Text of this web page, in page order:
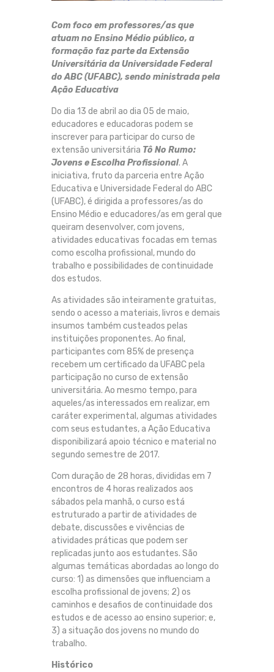
Com foco em professores/as que
atuam no Ensino Médio público, a
formação faz parte da Extensão
Universitária da Universidade Federal
do ABC (UFABC), sendo ministrada pela
Ação Educativa
Do dia 13 de abril ao dia 05 de maio,
educadores e educadoras podem se
inscrever para participar do curso de
extensão universitária Tô No Rumo:
Jovens e Escolha Profissional. A
iniciativa, fruto da parceria entre Ação
Educativa e Universidade Federal do ABC
(UFABC), é dirigida a professores/as do
Ensino Médio e educadores/as em geral que
queiram desenvolver, com jovens,
atividades educativas focadas em temas
como escolha profissional, mundo do
trabalho e possibilidades de continuidade
dos estudos.
As atividades são inteiramente gratuitas,
sendo o acesso a materiais, livros e demais
insumos também custeados pelas
instituições proponentes. Ao final,
participantes com 85% de presença
recebem um certificado da UFABC pela
participação no curso de extensão
universitária. Ao mesmo tempo, para
aqueles/as interessados em realizar, em
caráter experimental, algumas atividades
com seus estudantes, a Ação Educativa
disponibilizará apoio técnico e material no
segundo semestre de 2017.
Com duração de 28 horas, divididas em 7
encontros de 4 horas realizados aos
sábados pela manhã, o curso está
estruturado a partir de atividades de
debate, discussões e vivências de
atividades práticas que podem ser
replicadas junto aos estudantes. São
algumas temáticas abordadas ao longo do
curso: 1) as dimensões que influenciam a
escolha profissional de jovens; 2) os
caminhos e desafios de continuidade dos
estudos e de acesso ao ensino superior; e,
3) a situação dos jovens no mundo do
trabalho.
Histórico